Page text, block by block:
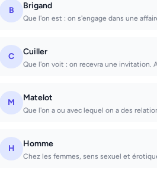
B Brigand
Que l'on est : on s'engage dans une
C Cuiller
Que l'on voit : on recevra une invitation.
M Matelot
Que l'on a ou avec lequel on a des
H Homme
Chez les femmes, sens sexuel et